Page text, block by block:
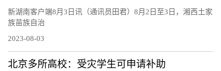
新湖南客户端8月3日讯（通讯员田君）8月2日至3日，湘西土家
族苗族自治
2023-08-03
北京多所高校：受灾学生可申请补助